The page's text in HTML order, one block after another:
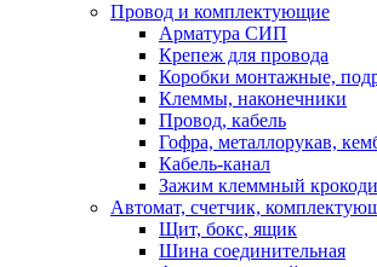
Провод и комплектующие
Арматура СИП
Крепеж для провода
Коробки монтажные,
Клеммы, наконечники
Провод, кабель
Гофра, металлорукав,
Кабель-канал
Зажим клеммный
Автомат, счетчик,
Щит, бокс, ящик
Шина соединительная